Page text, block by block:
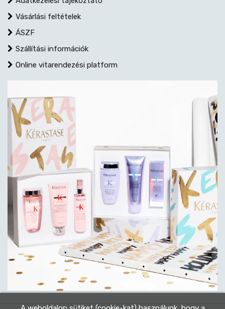
Vásárlási feltételek
ÁSZF
Szállítási információk
Online vitarendezési platform